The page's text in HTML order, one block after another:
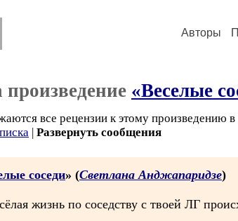
Авторы
«Веселые
все рецензии к этому произведению
| Развернуть сообщения
соседи» (Светлана Анджапаридзе)
жизнь по соседству с твоей ЛГ